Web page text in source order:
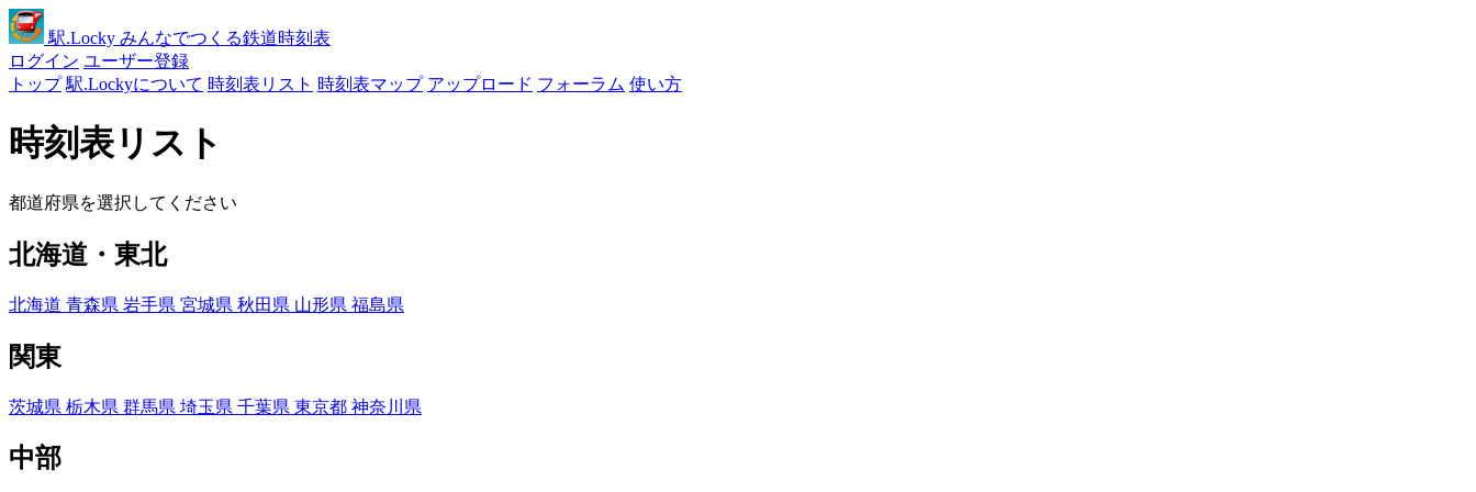
駅.Locky みんなでつくる鉄道時刻表
ログイン ユーザー登録
トップ 駅.Lockyについて 時刻表リスト 時刻表マップ アップロード フォーラム 使い方
時刻表リスト
都道府県を選択してください
北海道・東北
北海道 青森県 岩手県 宮城県 秋田県 山形県 福島県
関東
茨城県 栃木県 群馬県 埼玉県 千葉県 東京都 神奈川県
中部